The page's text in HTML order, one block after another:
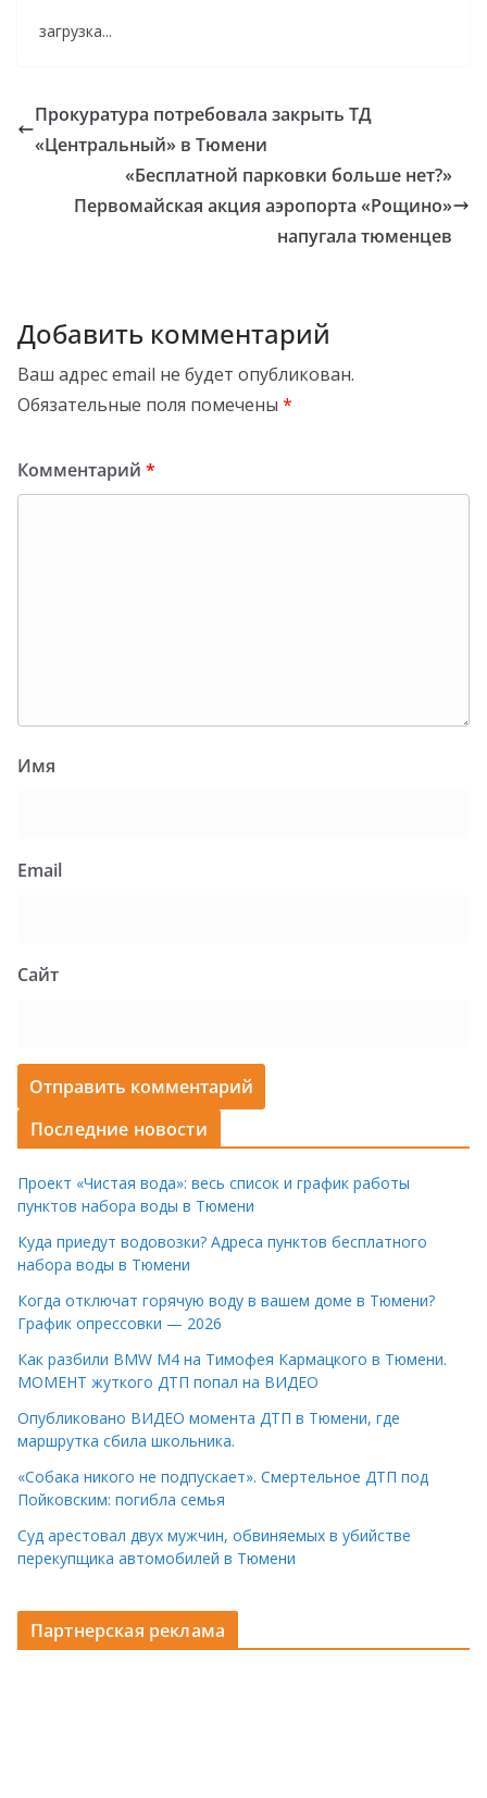
загрузка...
Прокуратура потребовала закрыть ТД
«Центральный» в Тюмени
«Бесплатной парковки больше нет?»
Первомайская акция аэропорта «Рощино»
напугала тюменцев
Добавить комментарий
Ваш адрес email не будет опубликован.
Обязательные поля помечены *
Комментарий *
Имя
Email
Сайт
Последние новости
Проект «Чистая вода»: весь список и график работы
пунктов набора воды в Тюмени
Куда приедут водовозки? Адреса пунктов бесплатного
набора воды в Тюмени
Когда отключат горячую воду в вашем доме в Тюмени?
График опрессовки — 2026
Как разбили BMW M4 на Тимофея Кармацкого в Тюмени.
МОМЕНТ жуткого ДТП попал на ВИДЕО
Опубликовано ВИДЕО момента ДТП в Тюмени, где
маршрутка сбила школьника.
«Собака никого не подпускает». Смертельное ДТП под
Пойковским: погибла семья
Суд арестовал двух мужчин, обвиняемых в убийстве
перекупщика автомобилей в Тюмени
Партнерская реклама